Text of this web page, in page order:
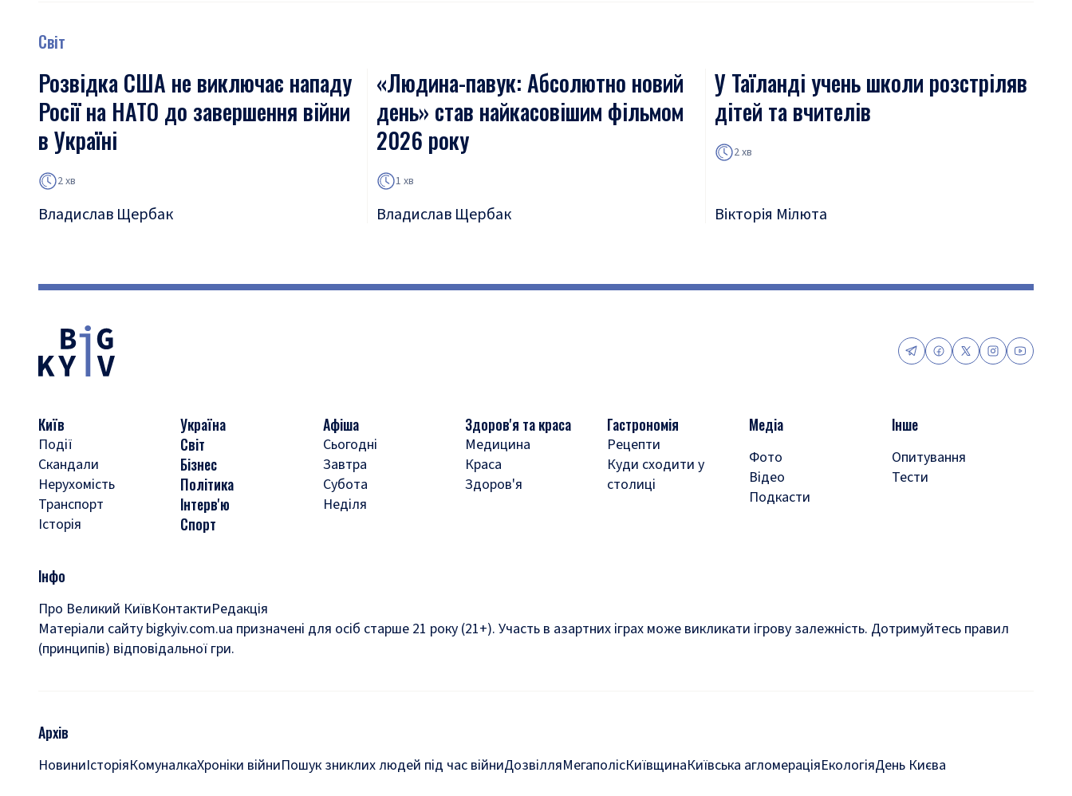
Світ
Розвідка США не виключає нападу
Росії на НАТО до завершення війни
в Україні
2 хв
Владислав Щербак
«Людина-павук: Абсолютно новий
день» став найкасовішим фільмом
2026 року
1 хв
Владислав Щербак
У Таїланді учень школи розстріляв
дітей та вчителів
2 хв
Вікторія Мілюта
Київ
Події
Скандали
Нерухомість
Транспорт
Історія
Україна
Світ
Бізнес
Політика
Інтерв'ю
Спорт
Афіша
Сьогодні
Завтра
Субота
Неділя
Здоров'я та краса
Медицина
Краса
Здоров'я
Гастрономія
Рецепти
Куди сходити у
столиці
Медіа
Фото
Відео
Подкасти
Інше
Опитування
Тести
Інфо
Про Великий КиївКонтактиРедакція
Матеріали сайту bigkyiv.com.ua призначені для осіб старше 21 року (21+). Участь в азартних іграх може викликати ігрову залежність. Дотримуйтесь правил
(принципів) відповідальної гри.
Архів
НовиниІсторіяКомуналкаХроніки війниПошук зниклих людей під час війниДозвілляМегаполісКиївщинаКиївська агломераціяЕкологіяДень Києва